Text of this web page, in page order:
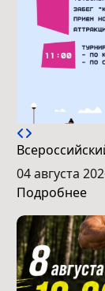
04 августа
Подробнее